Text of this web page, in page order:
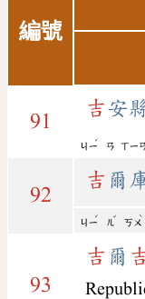
編號
91
吉安
ㄐㄧ
ˊ
ㄢ ㄒㄧ
92
吉 爾
ㄐㄧ
ˊ
ㄦ
ˇ
ㄎㄨ
ˋ
93
吉 爾